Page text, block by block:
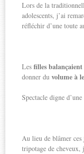
Lors de la
adolescents, j’ai
réfléchir d’une toute
Lesfilles
donner duvolume à
Spectacle digne d’une
Au lieu de blâmer
tripotage de cheveux,